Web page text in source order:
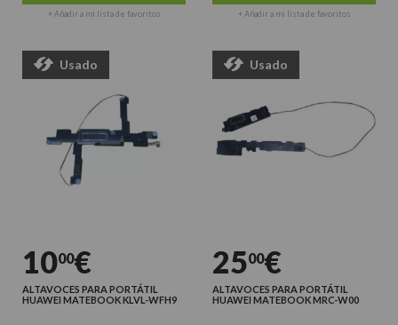
+ Añadir a mi lista de favoritos + Añadir a mi lista de favoritos
Usado
1000€
ALTAVOCES PARA PORTÁTIL
HUAWEI MATEBOOK KLVL-WFH9
Usado
2500€
ALTAVOCES PARA PORTÁTIL
HUAWEI MATEBOOK MRC-W00